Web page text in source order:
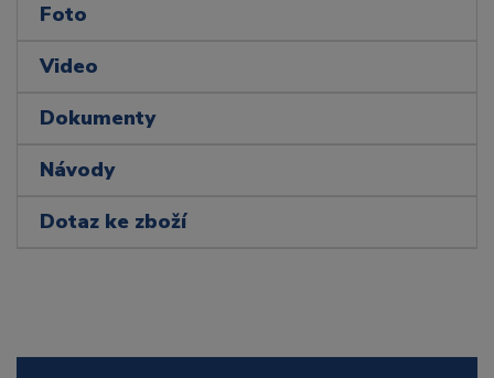
Foto
Video
Dokumenty
Návody
Dotaz ke zboží